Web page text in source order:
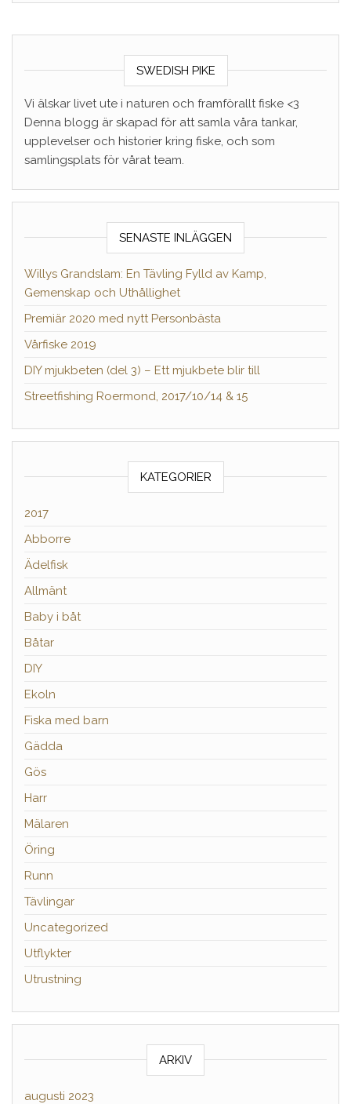
SWEDISH PIKE
Vi älskar livet ute i naturen och framförallt fiske <3
Denna blogg är skapad för att samla våra tankar,
upplevelser och historier kring fiske, och som
samlingsplats för vårat team.
SENASTE INLÄGGEN
Willys Grandslam: En Tävling Fylld av Kamp,
Gemenskap och Uthållighet
Premiär 2020 med nytt Personbästa
Vårfiske 2019
DIY mjukbeten (del 3) – Ett mjukbete blir till
Streetfishing Roermond, 2017/10/14 & 15
KATEGORIER
2017
Abborre
Ädelfisk
Allmänt
Baby i båt
Båtar
DIY
Ekoln
Fiska med barn
Gädda
Gös
Harr
Mälaren
Öring
Runn
Tävlingar
Uncategorized
Utflykter
Utrustning
ARKIV
augusti 2023